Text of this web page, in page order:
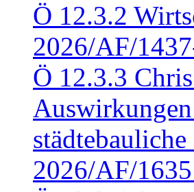
Ö 12.3.2
2026/AF/
Ö 12.3.3
2026/AF/